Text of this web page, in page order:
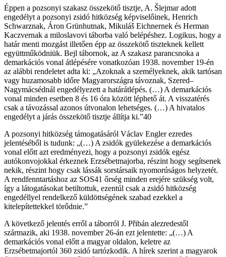
Éppen a pozsonyi szakasz összekötő tisztje, A. Šlejmar adott
engedélyt a pozsonyi zsidó hitközség képviselőinek, Henrich
Schwarznak, Áron Grünhutnak, Mikuláš Eichnernek és Herman
Kaczvernak a miloslavovi táborba való belépéshez. Logikus, hogy a
határ menti mozgást illetően épp az összekötő tiszteknek kellett
együttmű­ködniük. Bejl tábornok, az A szakasz parancsnoka a
demarkációs vonal átlépésére vonatkozóan 1938. november 19-én
az alábbi rendeletet adta ki: „Azoknak a személyeknek, akik tartósan
vagy huzamosabb időre Magyarországra távoznak, Szered–
Nagymácsédnál engedélyezett a határátlépés. (…) A demarkációs
vonal minden esetben 8 és 16 óra között léphető át. A visszatérés
csak a távozással azonos útvo­nalon lehetséges. (…) A hivatalos
engedélyt a járás összekötő tisztje állítja ki.”40
A pozsonyi hitközség támogatásáról Václav Engler ezredes
jelentéséből is tudunk: „(…) A zsidók gyülekezése a demarkációs
vonal előtt azt eredményezi, hogy a pozsonyi zsidók egész
autókonvojokkal érkeznek Erzsébetmajorba, részint hogy segítsenek
nekik, részint hogy csak lássák sorstársaik nyomorúságos helyzetét.
A rendfenn­tartáshoz az SOS41 őrség minden erejére szükség volt,
így a látogatásokat betiltottuk, ezentúl csak a zsidó hitközség
engedéllyel rendelkező küldöttségének szabad ezekkel a
kitelepítettekkel törődnie.”
A következő jelentés erről a táborról J. Přibán alezredestől
származik, aki 1938. november 26-án ezt jelentette: „(…) A
demarkációs vonal előtt a magyar oldalon, kelet­re az
Erzsébetmajortól 360 zsidó tartózkodik. A hírek szerint a magyarok